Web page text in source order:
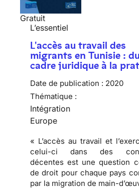
Gratuit
L’essentiel
L'accès au travail des
migrants en Tunisie :
cadre juridique à la
Date de publication : 2020
Thématique :
Intégration
Europe
« L’accès au travail et
celui-ci dans des
décentes est une question
de droit pour chaque pays
par la migration de main-